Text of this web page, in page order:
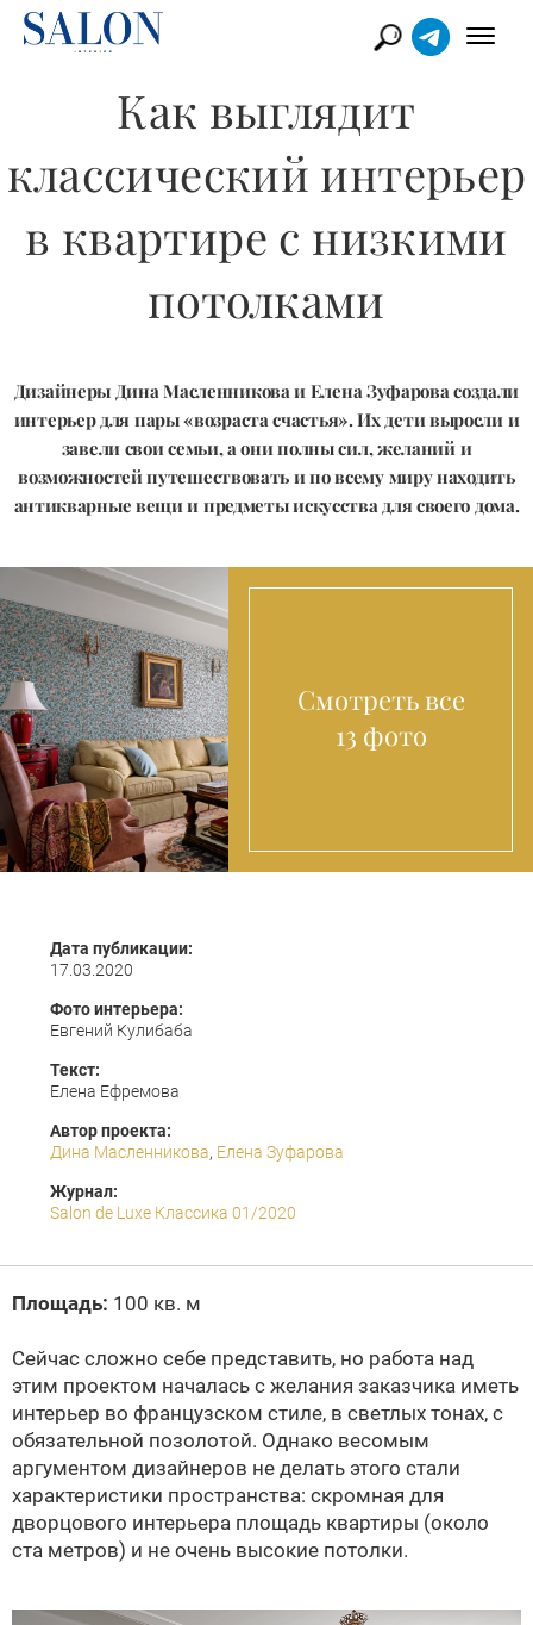
Как выглядит
классический интерьер
в квартире с низкими
потолками
Дизайнеры Дина Масленникова и Елена Зуфарова создали
интерьер для пары «возраста счастья». Их дети выросли и
завели свои семьи, а они полны сил, желаний и
возможностей путешествовать и по всему миру находить
антикварные вещи и предметы искусства для своего дома.
Смотреть все
13 фото
Дата публикации:
17.03.2020
Фото интерьера:
Евгений Кулибаба
Текст:
Елена Ефремова
Автор проекта:
Дина Масленникова, Елена Зуфарова
Журнал:
Salon de Luxe Классика 01/2020
Площадь: 100 кв. м
Сейчас сложно себе представить, но работа над
этим проектом началась с желания заказчика иметь
интерьер во французском стиле, в светлых тонах, с
обязательной позолотой. Однако весомым
аргументом дизайнеров не делать этого стали
характеристики пространства: скромная для
дворцового интерьера площадь квартиры (около
ста метров) и не очень высокие потолки.